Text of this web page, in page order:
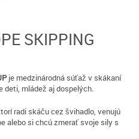
SKIPPING
je medzinárodná súťaž v skákaní
deti, mládež aj dospelých.
radi skáču cez švihadlo, venujú
alebo si chcú zmerať svoje sily s